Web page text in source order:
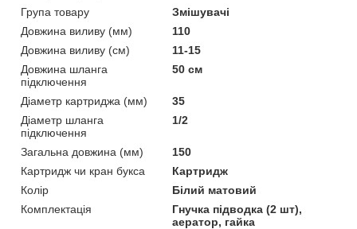
Група товару
Змішувачі
Довжина виливу (мм)
110
Довжина виливу (см)
11-15
Довжина шланга
підключення
50 см
Діаметр картриджа (мм)
35
Діаметр шланга
підключення
1/2
Загальна довжина (мм)
150
Картридж чи кран букса
Картридж
Колір
Білий матовий
Комплектація
Гнучка підводка (2 шт),
аератор, гайка